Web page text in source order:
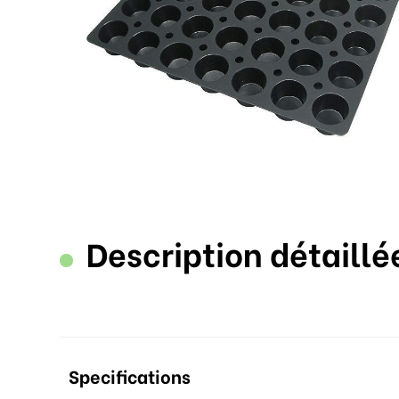
Description
Specifications